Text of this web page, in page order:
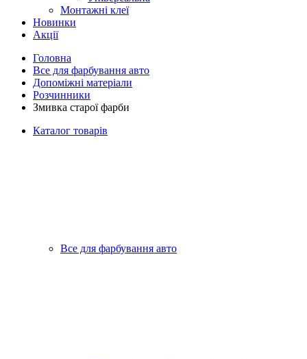
Монтажні клеї
Новинки
Акції
Головна
Все для фарбування авто
Допоміжні матеріали
Розчинники
Змивка старої фарби
Каталог товарів
Все для фарбування авто